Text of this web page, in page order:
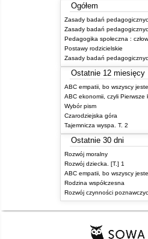
Ogółem
Zasady badań
Postawy rodzicielskie
Ostatnie 12 miesięcy
Wybór pism
Czarodziejska góra
Tajemnicza wyspa. T. 2
Ostatnie 30 dni
Rozwój moralny
Rozwój dziecka. [T.] 1
Rodzina współczesna